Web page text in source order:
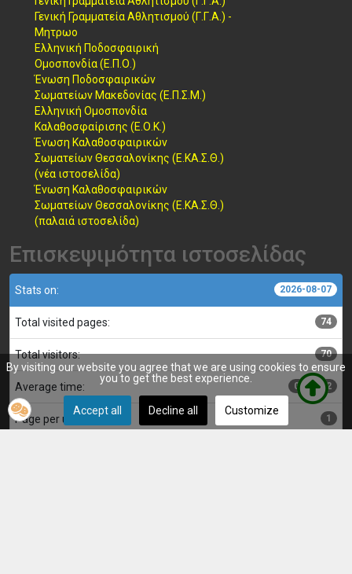
Γενική Γραμματεία Αθλητισμού (Γ.Γ.Α.) -
Μητρωο
Ελληνική Ποδοσφαιρική
Ομοσπονδία (Ε.Π.Ο.)
Ένωση Ποδοσφαιρικών
Σωματείων Μακεδονίας (Ε.Π.Σ.Μ.)
Ελληνική Ομοσπονδία
Καλαθοσφαίρισης (Ε.Ο.Κ.)
Ένωση Καλαθοσφαιρικών
Σωματείων Θεσσαλονίκης (Ε.ΚΑ.Σ.Θ.)
(νέα ιστοσελίδα)
Ένωση Καλαθοσφαιρικών
Σωματείων Θεσσαλονίκης (Ε.ΚΑ.Σ.Θ.)
(παλαιά ιστοσελίδα)
Επισκεψιμότητα ιστοσελίδας
Stats on: 2026-08-07
Total visited pages: 74
Total visitors: 70
Average time: 00:00:02
Page per user: 1
By visiting our website you agree that we are using cookies to ensure
you to get the best experience.
Accept all Decline all Customize